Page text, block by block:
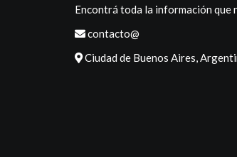
Encontrá toda la información que
contacto@
Ciudad de Buenos Aires,